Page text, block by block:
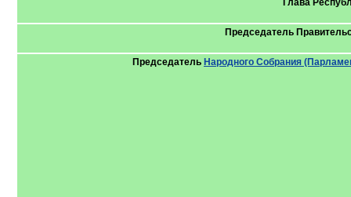
Председатель
Председатель Народного Собрания